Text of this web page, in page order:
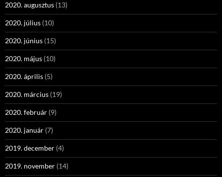
2020. augusztus (13)
2020. július (10)
2020. június (15)
2020. május (10)
2020. április (5)
2020. március (19)
2020. február (9)
2020. január (7)
2019. december (4)
2019. november (14)